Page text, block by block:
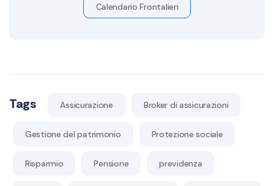
Calendario Frontalieri
Tags Assicurazione Broker di assicurazioni
Gestione del patrimonio Protezione sociale
Risparmio Pensione previdenza